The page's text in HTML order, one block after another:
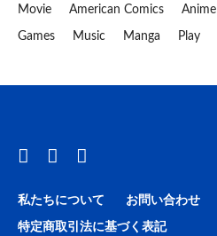
Movie American Comics Anime
Games Music Manga Play
私たちについて お問い合わせ
特定商取引法に基づく表記